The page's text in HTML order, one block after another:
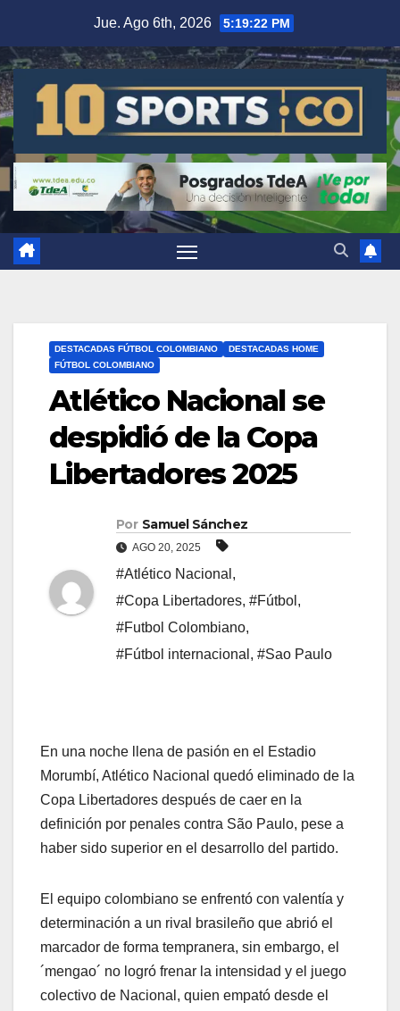
Jue. Ago 6th, 2026 5:19:23 PM
DESTACADAS FÚTBOL COLOMBIANO
DESTACADAS HOME
FÚTBOL COLOMBIANO
Atlético Nacional se
despidió de la Copa
Libertadores 2025
Por Samuel Sánchez
AGO 20, 2025
#Atlético Nacional ,
#Copa Libertadores, #Fútbol ,
#Futbol Colombiano,
#Fútbol internacional , #Sao Paulo
En una noche llena de pasión en el Estadio
Morumbí, Atlético Nacional quedó eliminado de la
Copa Libertadores después de caer en la
definición por penales contra São Paulo, pese a
haber sido superior en el desarrollo del partido.
El equipo colombiano se enfrentó con valentía y
determinación a un rival brasileño que abrió el
marcador de forma tempranera, sin embargo, el
´mengao´ no logró frenar la intensidad y el juego
colectivo de Nacional, quien empató desde el